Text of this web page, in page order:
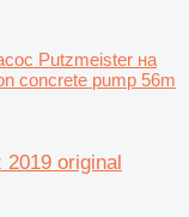
Putzmeister на
concrete pump 56m
original